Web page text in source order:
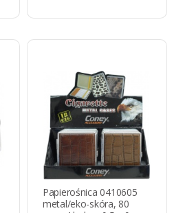
Papierośnica 0410605
metal/eko-skóra, 80